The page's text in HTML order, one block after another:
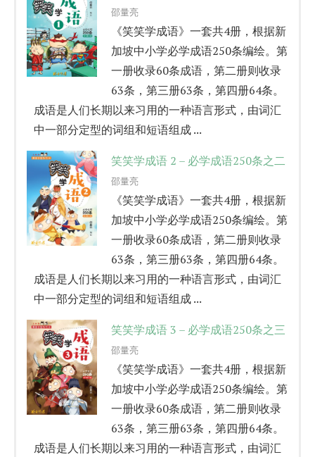
邵量亮
《笑笑学成语》一套共4册，根据新
加坡中小学必学成语250条编绘。第
一册收录60条成语，第二册则收录
63条，第三册63条，第四册64条。
成语是人们长期以来习用的一种语言形式，由词汇
中一部分定型的词组和短语组成 ...
笑笑学成语 2 – 必学成语250条之二
邵量亮
《笑笑学成语》一套共4册，根据新
加坡中小学必学成语250条编绘。第
一册收录60条成语，第二册则收录
63条，第三册63条，第四册64条。
成语是人们长期以来习用的一种语言形式，由词汇
中一部分定型的词组和短语组成 ...
笑笑学成语 3 – 必学成语250条之三
邵量亮
《笑笑学成语》一套共4册，根据新
加坡中小学必学成语250条编绘。第
一册收录60条成语，第二册则收录
63条，第三册63条，第四册64条。
成语是人们长期以来习用的一种语言形式，由词汇